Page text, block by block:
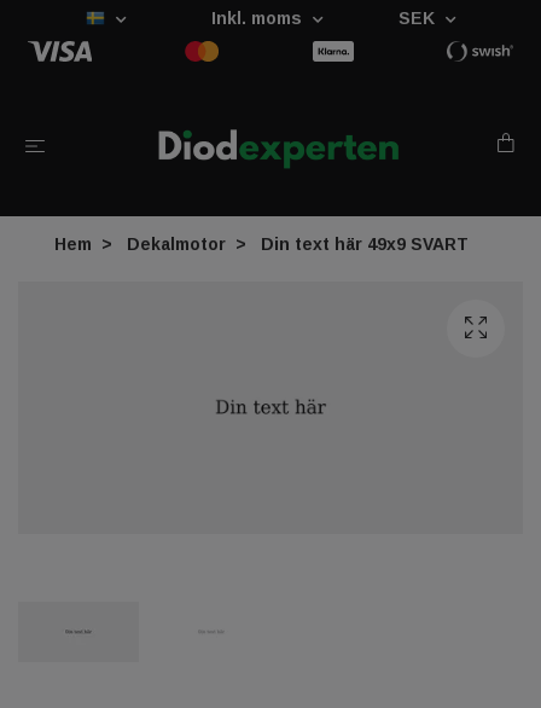
Inkl. moms SEK
Hem Dekalmotor Din text här 49x9 SVART